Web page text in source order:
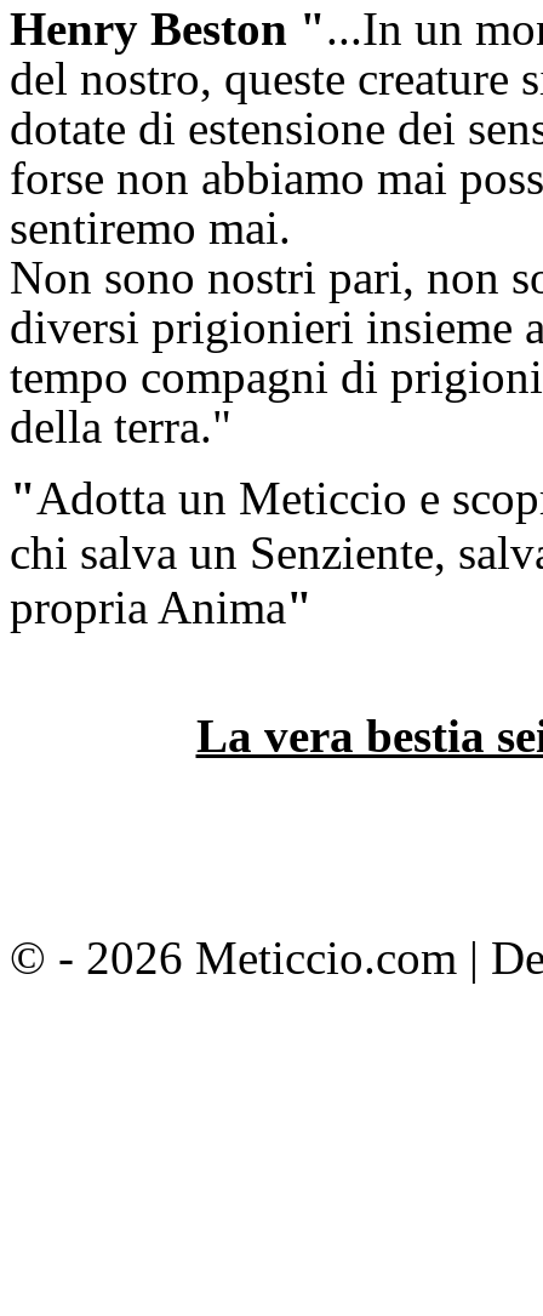
Henry Beston "...In un
del nostro, queste
dotate di estensione dei
forse non abbiamo mai
sentiremo mai.
Non sono nostri pari, non
diversi prigionieri insieme
tempo compagni di
della terra."
"Adotta un Meticcio e
chi salva un Senziente,
propria Anima"
La vera bestia
© - 2026 Meticcio.com |